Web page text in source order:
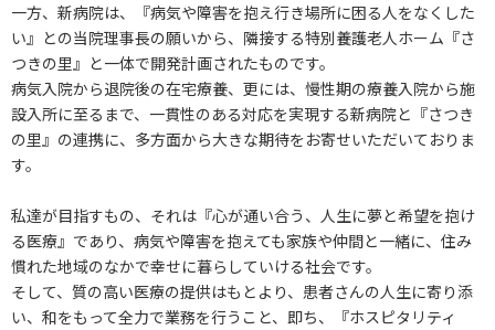
一方、新病院は、『病気や障害を抱え行き場所に困る人をなくした
い』との当院理事長の願いから、隣接する特別養護老人ホーム『さ
つきの里』と一体で開発計画されたものです。
病気入院から退院後の在宅療養、更には、慢性期の療養入院から施
設入所に至るまで、一貫性のある対応を実現する新病院と『さつき
の里』の連携に、多方面から大きな期待をお寄せいただいておりま
す。
私達が目指すもの、それは『心が通い合う、人生に夢と希望を抱け
る医療』であり、病気や障害を抱えても家族や仲間と一緒に、住み
慣れた地域のなかで幸せに暮らしていける社会です。
そして、質の高い医療の提供はもとより、患者さんの人生に寄り添
い、和をもって全力で業務を行うこと、即ち、『ホスピタリティ